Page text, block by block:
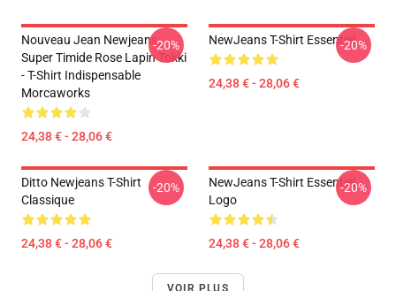
Nouveau Jean Newjeans
Super Timide Rose Lapin Tokki
- T-Shirt Indispensable
Morcaworks
24,38 € - 28,06 €
-20% NewJeans T-Shirt Essentiel
24,38 € - 28,06 €
-20%
Ditto Newjeans T-Shirt
Classique
24,38 € - 28,06 €
-20%
NewJeans T-Shirt Essentiel
Logo
24,38 € - 28,06 €
-20%
VOIR PLUS